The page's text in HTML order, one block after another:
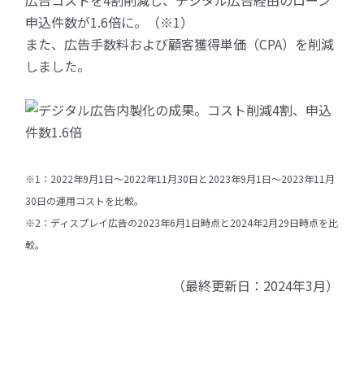
申込件数が1.6倍に。（※1）
また、広告手数料および顧客獲得単価（CPA）を削減
しました。
※1：2022年9月1日～2022年11月30日と2023年9月1日～2023年11月
30日の運用コストを比較。
※2：ディスプレイ広告の2023年6月1日時点と2024年2月29日時点を比
較。
（最終更新日：2024年3月）